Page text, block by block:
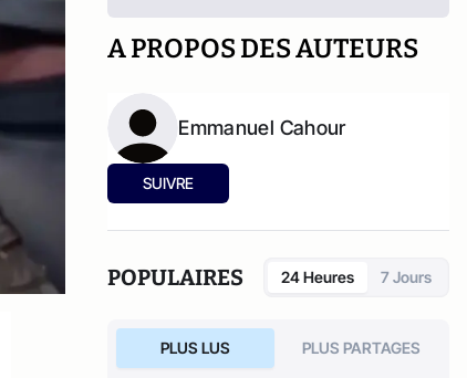
A PROPOS DES AUTEURS
Emmanuel Cahour
SUIVRE
POPULAIRES 24 Heures 7 Jours
PLUS LUS PLUS PARTAGES